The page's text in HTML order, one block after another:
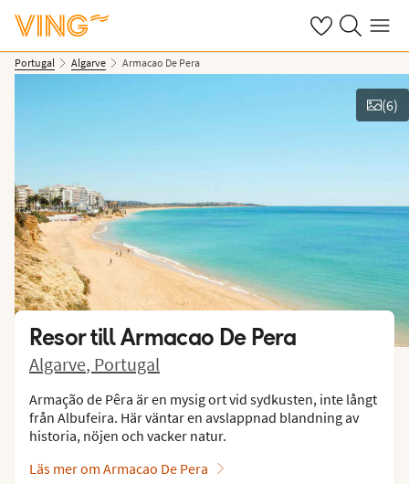
Se dinaSök på ving.se
Meny
Portugal Algarve Armacao De Pera
Se bilder
(6)
Resor tillArmacao De Pera
Algarve, Portugal
Armação de Pêra är en mysig ort vid sydkusten, inte långt
från Albufeira. Här väntar en avslappnad blandning av
historia, nöjen och vacker natur.
Läs mer om Armacao De Pera